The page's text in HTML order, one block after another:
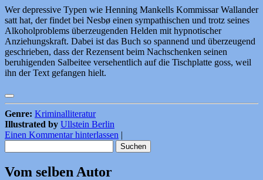
Wer depressive Typen wie Henning Mankells Kommissar Wallander
satt hat, der findet bei Nesbø einen sympathischen und trotz seines
Alkoholproblems überzeugenden Helden mit hypnotischer
Anziehungskraft. Dabei ist das Buch so spannend und überzeugend
geschrieben, dass der Rezensent beim Nachschenken seinen
beruhigenden Salbeitee versehentlich auf die Tischplatte goss, weil
ihn der Text gefangen hielt.
Genre: Kriminalliteratur
Illustrated by Ullstein Berlin
Einen Kommentar hinterlassen |
nach:
Vom selben Autor